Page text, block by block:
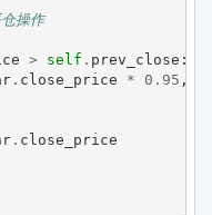
操作
> self . prev_close :
. close_price * 0.95 ,
. close_price